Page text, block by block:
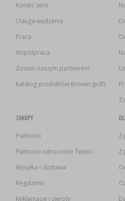
Koniec serii
Usługa wędzenia
Praca
Współpraca
Zostań naszym partnerem
Katalog produktów Browin (pdf)
ZAKUPY
Płatności
Płatności odroczone Twisto
Wysyłka i dostawa
Regulamin
Reklamacje i zwroty